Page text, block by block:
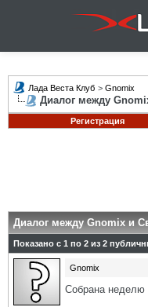
Лада Веста Клуб > Gnomix
Диалог между
Регистрация
Диалог между Gnomix и
Показано с 1 по 2 из 2
Gnomix
Собрана неделю